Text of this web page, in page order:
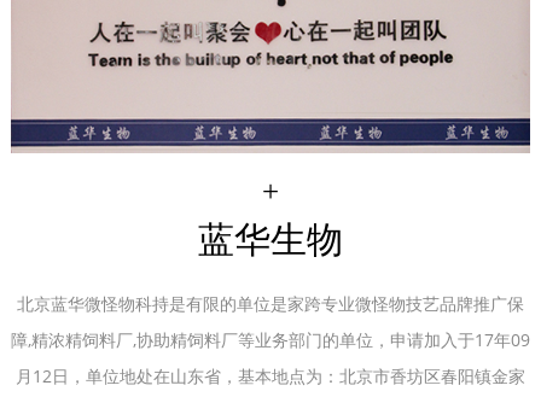
+
蓝华生物
北京蓝华微怪物科持是有限的单位是家跨专业微怪物技艺品牌推广保
障,精浓精饲料厂,协助精饲料厂等业务部门的单位，申请加入于17年09
月12日，单位地处在山东省，基本地点为：北京市香坊区春阳镇金家